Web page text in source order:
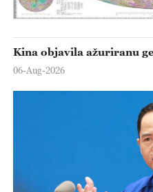
Kina objavila ažuriranu
06-Aug-2026